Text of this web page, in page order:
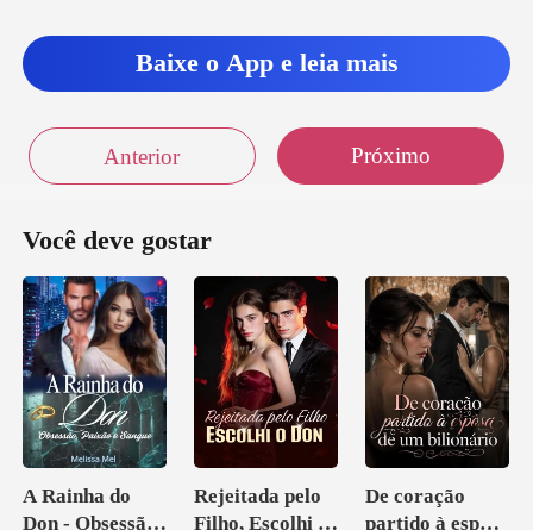
Baixe o App e leia mais
Anterior Próximo
Você deve gostar
A Rainha do
Don - Obsessão,
Rejeitada pelo
Filho, Escolhi o
De coração
partido à esposa